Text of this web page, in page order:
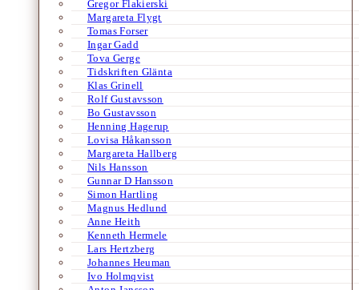
Gregor Flakierski
Margareta Flygt
Tomas Forser
Ingar Gadd
Tova Gerge
Tidskriften Glänta
Klas Grinell
Rolf Gustavsson
Bo Gustavsson
Henning Hagerup
Lovisa Håkansson
Margareta Hallberg
Nils Hansson
Gunnar D Hansson
Simon Hartling
Magnus Hedlund
Anne Heith
Kenneth Hermele
Lars Hertzberg
Johannes Heuman
Ivo Holmqvist